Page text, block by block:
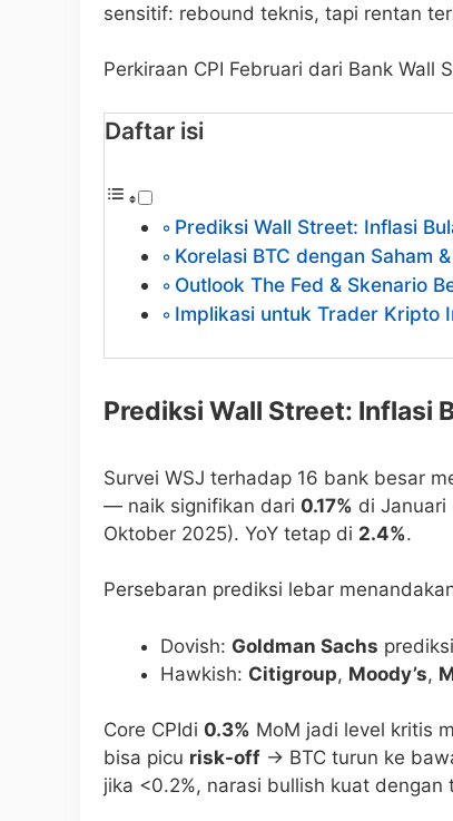
sensitif: rebound teknis, tapi rentan
Perkiraan CPI Februari dari Bank Wall
Daftar isi
Prediksi Wall Street: Inflasi
Korelasi BTC dengan Saham
Outlook The Fed & Skenario
Implikasi untuk Trader Kripto
Prediksi Wall Street: Inflasi
Survei WSJ terhadap 16 bank besar
— naik signifikan dari 0.17% di Januari
Oktober 2025). YoY tetap di 2.4%.
Persebaran prediksi lebar
Dovish: Goldman Sachs prediksi
Hawkish: Citigroup, Moody’s,
Core CPIdi 0.3% MoM jadi level kritis
bisa picu risk-off → BTC turun ke
jika <0.2%, narasi bullish kuat dengan